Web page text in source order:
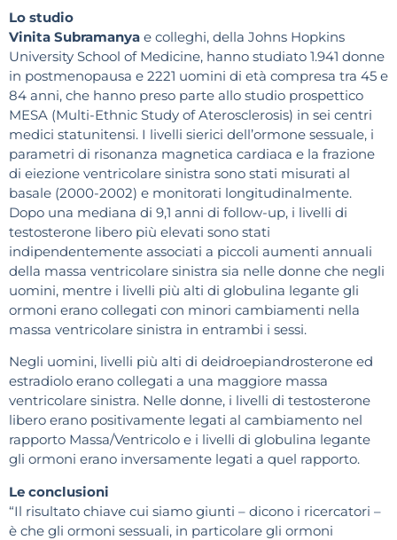
Lo studio
Vinita Subramanya e colleghi, della Johns Hopkins
University School of Medicine, hanno studiato 1.941 donne
in postmenopausa e 2221 uomini di età compresa tra 45 e
84 anni, che hanno preso parte allo studio prospettico
MESA (Multi-Ethnic Study of Aterosclerosis) in sei centri
medici statunitensi. I livelli sierici dell’ormone sessuale, i
parametri di risonanza magnetica cardiaca e la frazione
di eiezione ventricolare sinistra sono stati misurati al
basale (2000-2002) e monitorati longitudinalmente.
Dopo una mediana di 9,1 anni di follow-up, i livelli di
testosterone libero più elevati sono stati
indipendentemente associati a piccoli aumenti annuali
della massa ventricolare sinistra sia nelle donne che negli
uomini, mentre i livelli più alti di globulina legante gli
ormoni erano collegati con minori cambiamenti nella
massa ventricolare sinistra in entrambi i sessi.
Negli uomini, livelli più alti di deidroepiandrosterone ed
estradiolo erano collegati a una maggiore massa
ventricolare sinistra. Nelle donne, i livelli di testosterone
libero erano positivamente legati al cambiamento nel
rapporto Massa/Ventricolo e i livelli di globulina legante
gli ormoni erano inversamente legati a quel rapporto.
Le conclusioni
“Il risultato chiave cui siamo giunti – dicono i ricercatori –
è che gli ormoni sessuali, in particolare gli ormoni